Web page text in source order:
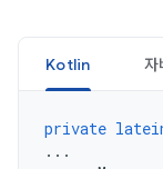
Kotlin 자
private
...